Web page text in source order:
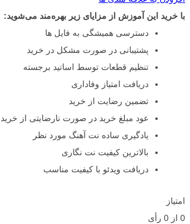
با خرید این آموزش از مزایای زیر بهره‌مند می‌شوید:
دسترسی همیشگی به فایل ها
پشتیبانی در صورت مشکل در خرید
تنظیم قطعات توسط اساتید برجسته
دریافت امتیاز وفاداری
تضمین رضایت از خرید
عود مبلغ خرید در صورت نارضایتی از خرید
یادگیری ساده نت آهنگ مورد نظر
بالاترین کیفیت نت نگاری
دریافت ویدئو با کیفیت مناسب
امتیاز
0 از 0 رأی